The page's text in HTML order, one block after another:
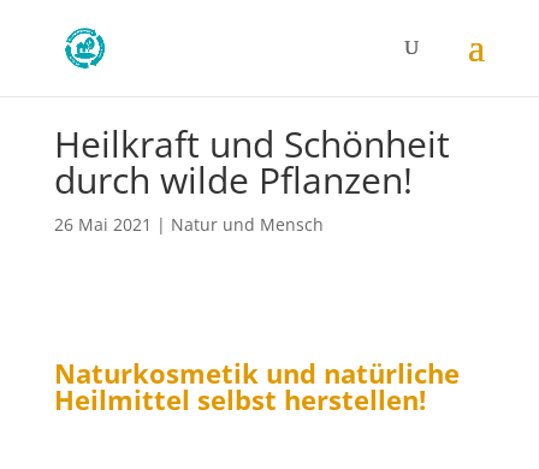
Heilkraft und Schönheit
durch wilde Pflanzen!
26 Mai 2021 | Natur und Mensch
Naturkosmetik und natürliche
Heilmittel selbst herstellen!